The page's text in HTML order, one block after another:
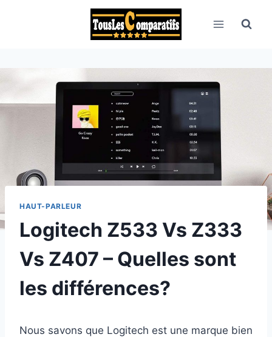
HAUT-PARLEUR
Logitech Z533 Vs Z333
Vs Z407 – Quelles sont
les différences?
Nous savons que Logitech est une marque bien